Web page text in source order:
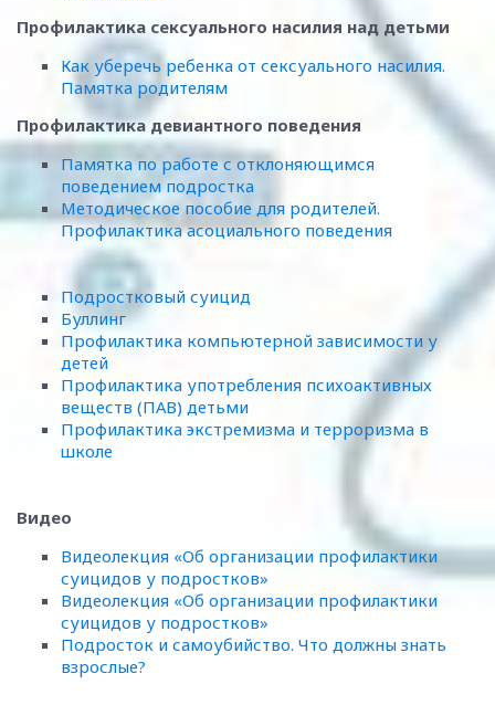
Профилактика сексуального насилия над детьми
Как уберечь ребенка от сексуального насилия.
Памятка родителям
Профилактика девиантного поведения
Памятка по работе с отклоняющимся
поведением подростка
Методическое пособие для родителей.
Профилактика асоциального поведения
Подростковый суицид
Буллинг
Профилактика компьютерной зависимости у
детей
Профилактика употребления психоактивных
веществ (ПАВ) детьми
Профилактика экстремизма и терроризма в
школе
Видео
Видеолекция «Об организации профилактики
суицидов у подростков»
Видеолекция «Об организации профилактики
суицидов у подростков»
Подросток и самоубийство. Что должны знать
взрослые?